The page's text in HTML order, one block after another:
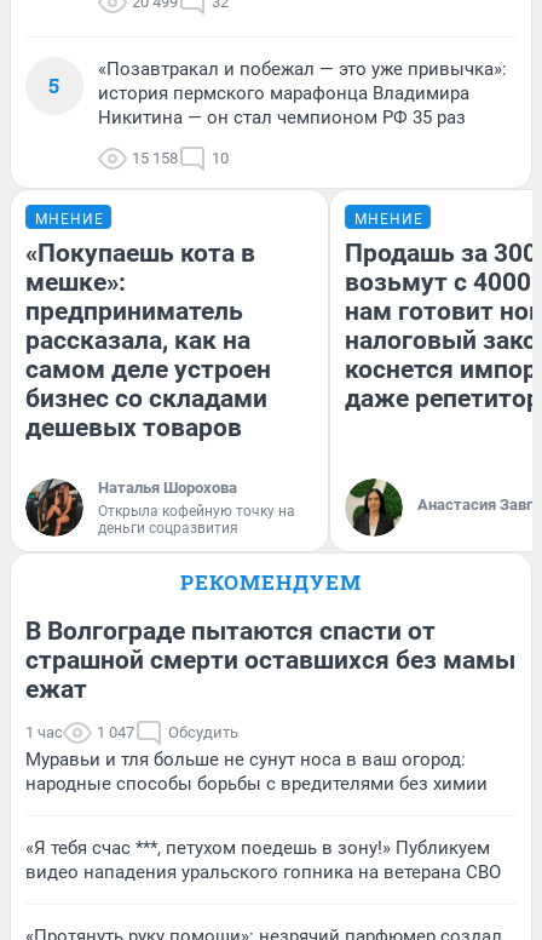
5
«Позавтракал и побежал — это уже привычка»:
история пермского марафонца Владимира
Никитина — он стал чемпионом РФ 35 раз
15 158 10
МНЕНИЕ
«Покупаешь кота в
мешке»:
предприниматель
рассказала, как на
самом деле устроен
бизнес со складами
дешевых товаров
Наталья Шорохова
Открыла кофейную точку на
деньги соцразвития
МНЕНИЕ
Продашь за
возьмут с
нам готовит
налоговый
коснется
даже
Анастасия
РЕКОМЕНДУЕМ
В Волгограде пытаются спасти от
страшной смерти оставшихся без мамы
ежат
1 час 1 047 Обсудить
Муравьи и тля больше не сунут носа в ваш огород:
народные способы борьбы с вредителями без химии
«Я тебя счас ***, петухом поедешь в зону!» Публикуем
видео нападения уральского гопника на ветерана СВО